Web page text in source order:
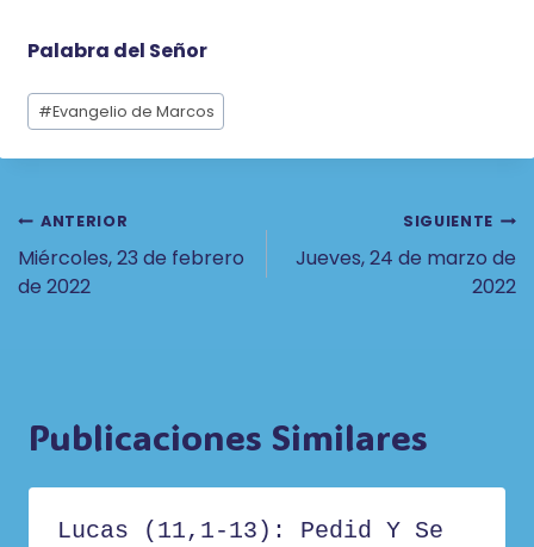
Palabra del Señor
Etiquetas
de
la
#Evangelio de Marcos
Navegación
De
ANTERIOR
Miércoles, 23 de febrero
de 2022
SIGUIENTE
Jueves, 24 de marzo de
2022
Publicaciones Similares
Lucas (11,1-13): Pedid Y Se